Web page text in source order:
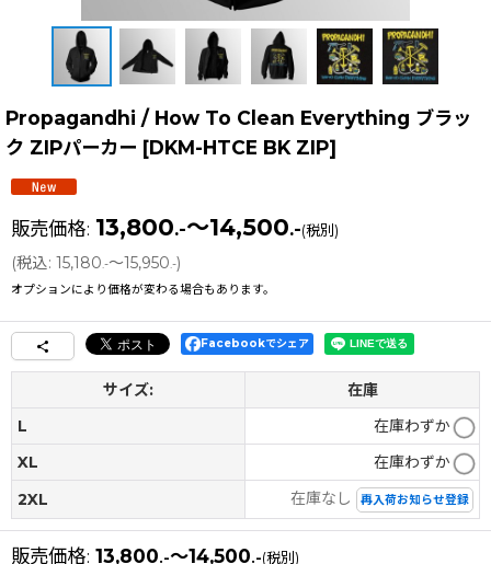
Propagandhi / How To Clean Everything ブラッ
ク ZIPパーカー [DKM-HTCE BK ZIP]
販売価格: 13,800.-～14,500.-(税別)
(税込: 15,180.-～15,950.-)
オプションにより価格が変わる場合もあります。
Facebookでシェア
サイズ:
在庫
L
在庫わずか
XL
在庫わずか
2XL
在庫なし 再入荷お知らせ登録
販売価格: 13,800.-～14,500.-(税別)